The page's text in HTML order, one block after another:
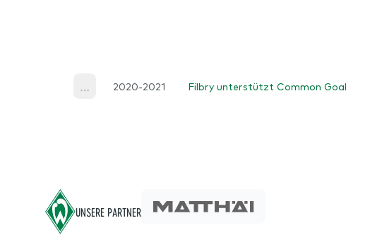
2020-2021 Filbry unterstützt Common Goal
UNSERE PARTNER